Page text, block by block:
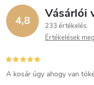
4,8 Vásárlói
233 értékelés
Értékelések
A kosár úgy ahogy van